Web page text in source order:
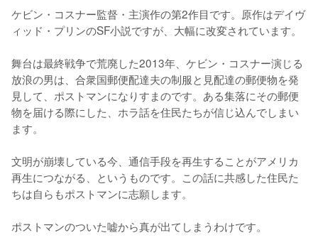
ケビン・コスナー監督・主演作の第2作目です。原作はデイヴ
ィッド・プリンのSF小説ですが、大幅に改変されています。
舞台は最終戦争で荒廃した2013年、ケビン・コスナー演じる
放浪の男は、合衆国郵便配達夫の制服と見配達の郵便物を発
見して、ポストマンになりすまのです。ある集落にその郵便
物を届ける際にした、ホラ話を住民たちが信じ込んでしまい
ます。
文明が崩壊している今、通信手段を再生することがアメリカ
再生につながる、というものです。この話に共感した住民た
ちは自らもポストマンに志願します。
ポストマンのついた嘘から真が出てしまうわけです。